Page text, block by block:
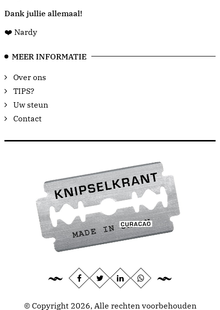
Dank jullie allemaal!
❤️ Nardy
MEER INFORMATIE
Over ons
TIPS?
Uw steun
Contact
© Copyright 2026, Alle rechten voorbehouden